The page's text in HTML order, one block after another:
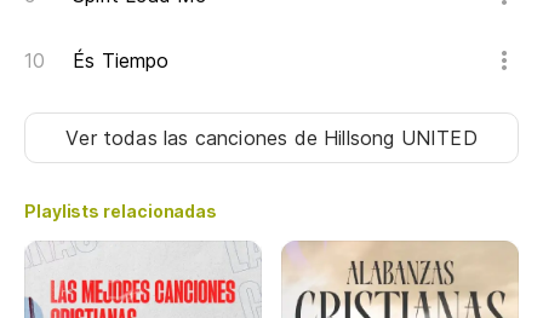
És Tiempo
Ver todas las canciones de Hillsong UNITED
Playlists relacionadas